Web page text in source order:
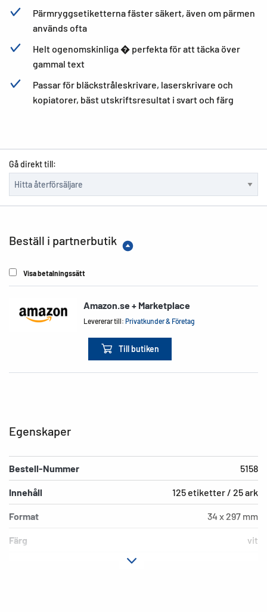
Pärmryggsetiketterna fäster säkert, även om pärmen
används ofta
Helt ogenomskinliga � perfekta för att täcka över
gammal text
Passar för bläckstråleskrivare, laserskrivare och
kopiatorer, bäst utskriftsresultat i svart och färg
Gå direkt till:
Beställ i partnerbutik
Visa betalningssätt
Amazon.se + Marketplace
Levererar till:Privatkunder & Företag
Till butiken
Egenskaper
Bestell-Nummer 5158
Innehåll 125 etiketter / 25 ark
Format 34 x 297 mm
Färg vit